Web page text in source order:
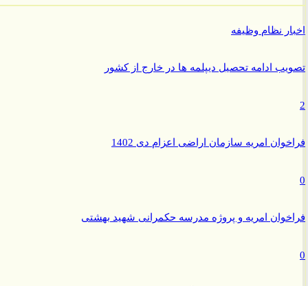
نظام وظیفه
ادامه تحصیل دیپلمه ها در خارج از کشور
امریه سازمان اراضی اعزام دی 1402
امریه و پروژه مدرسه حکمرانی شهید بهشتی